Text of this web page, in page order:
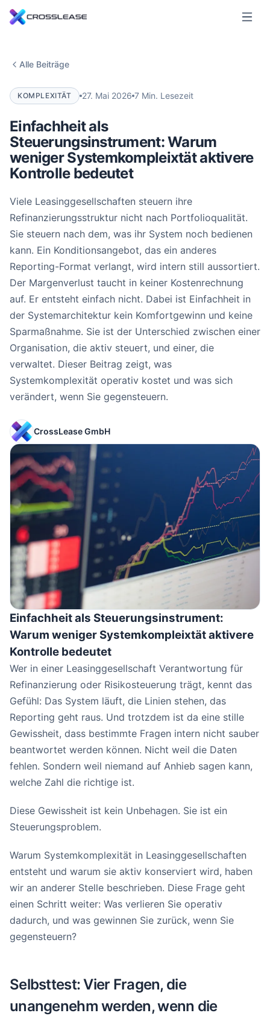
DE EN
Kontakt
Alle Beiträge
KOMPLEXITÄT 27. Mai 2026 7 Min. Lesezeit
Einfachheit als
Steuerungsinstrument: Warum
weniger Systemkompleixtät aktivere
Kontrolle bedeutet
Viele Leasinggesellschaften steuern ihre
Refinanzierungsstruktur nicht nach Portfolioqualität.
Sie steuern nach dem, was ihr System noch bedienen
kann. Ein Konditionsangebot, das ein anderes
Reporting-Format verlangt, wird intern still aussortiert.
Der Margenverlust taucht in keiner Kostenrechnung
auf. Er entsteht einfach nicht. Dabei ist Einfachheit in
der Systemarchitektur kein Komfortgewinn und keine
Sparmaßnahme. Sie ist der Unterschied zwischen einer
Organisation, die aktiv steuert, und einer, die
verwaltet. Dieser Beitrag zeigt, was
Systemkomplexität operativ kostet und was sich
verändert, wenn Sie gegensteuern.
CrossLease GmbH
Einfachheit als Steuerungsinstrument:
Warum weniger Systemkompleixtät aktivere
Kontrolle bedeutet
Wer in einer Leasinggesellschaft Verantwortung für
Refinanzierung oder Risikosteuerung trägt, kennt das
Gefühl: Das System läuft, die Linien stehen, das
Reporting geht raus. Und trotzdem ist da eine stille
Gewissheit, dass bestimmte Fragen intern nicht sauber
beantwortet werden können. Nicht weil die Daten
fehlen. Sondern weil niemand auf Anhieb sagen kann,
welche Zahl die richtige ist.
Diese Gewissheit ist kein Unbehagen. Sie ist ein
Steuerungsproblem.
Warum Systemkomplexität in Leasinggesellschaften
entsteht und warum sie aktiv konserviert wird, haben
wir an anderer Stelle beschrieben. Diese Frage geht
einen Schritt weiter: Was verlieren Sie operativ
dadurch, und was gewinnen Sie zurück, wenn Sie
gegensteuern?
Selbsttest: Vier Fragen, die
unangenehm werden, wenn die